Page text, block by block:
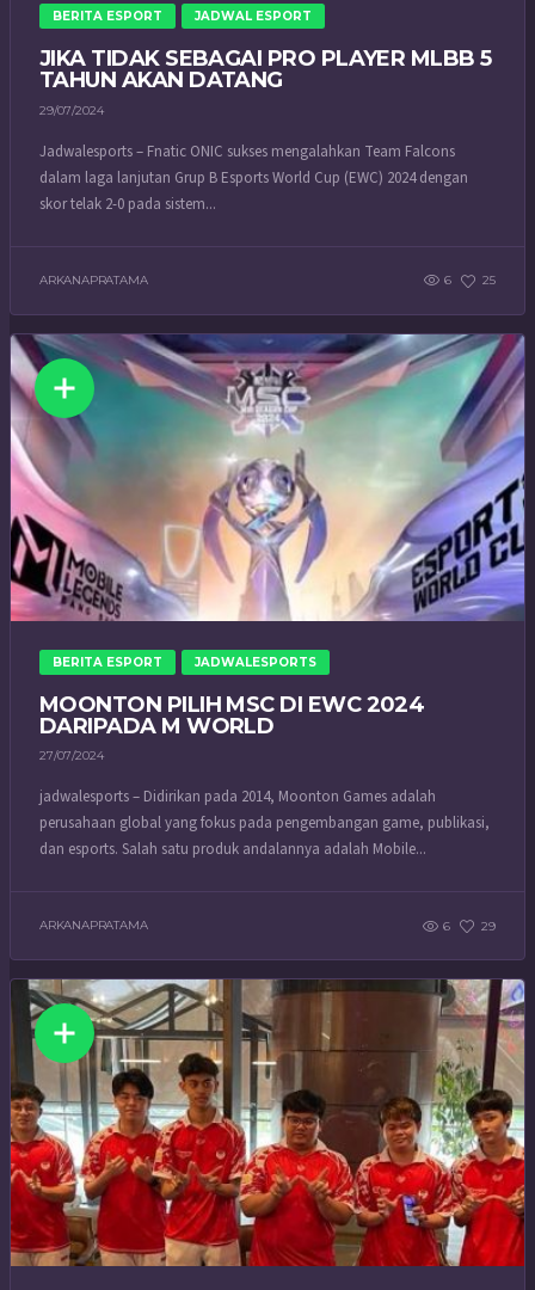
BERITA ESPORT JADWAL ESPORT
JIKA TIDAK SEBAGAI PRO PLAYER MLBB 5
TAHUN AKAN DATANG
29/07/2024
Jadwalesports – Fnatic ONIC sukses mengalahkan Team Falcons
dalam laga lanjutan Grup B Esports World Cup (EWC) 2024 dengan
skor telak 2-0 pada sistem...
ARKANAPRATAMA 6 25
BERITA ESPORT JADWALESPORTS
MOONTON PILIH MSC DI EWC 2024
DARIPADA M WORLD
27/07/2024
jadwalesports – Didirikan pada 2014, Moonton Games adalah
perusahaan global yang fokus pada pengembangan game, publikasi,
dan esports. Salah satu produk andalannya adalah Mobile...
ARKANAPRATAMA 6 29